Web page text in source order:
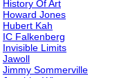
History Of Art
Howard Jones
Hubert Kah
IC Falkenberg
Invisible Limits
Jawoll
Jimmy Sommerville